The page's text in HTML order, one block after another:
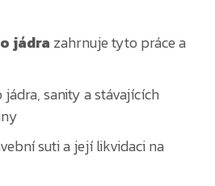
jádra zahrnuje tyto práce a
sanity a stávajících
suti a její likvidaci na